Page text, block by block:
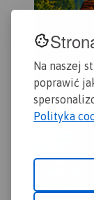
Na naszej
poprawić
Polityka